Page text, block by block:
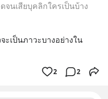
จนเสียบุคลิกใครเป็นบ้าง
เป็นภาวะบางอย่างใน
2 2